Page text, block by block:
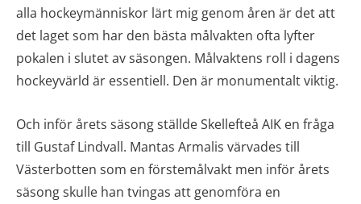
alla hockeymänniskor lärt mig genom åren är det att
det laget som har den bästa målvakten ofta lyfter
pokalen i slutet av säsongen. Målvaktens roll i dagens
hockeyvärld är essentiell. Den är monumentalt viktig.
Och inför årets säsong ställde Skellefteå AIK en fråga
till Gustaf Lindvall. Mantas Armalis värvades till
Västerbotten som en förstemålvakt men inför årets
säsong skulle han tvingas att genomföra en